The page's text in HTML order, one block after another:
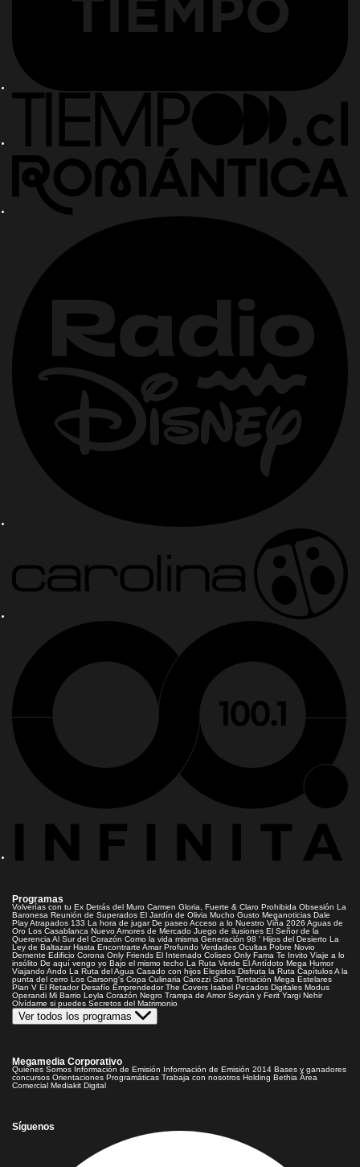
Programas
Volverías con tu Ex Detrás del Muro Carmen Gloria, Fuerte & Claro Prohibida Obsesión La
Baronesa Reunión de Superados El Jardín de Olivia Mucho Gusto Meganoticias Dale
PlayAtrapados 133 La hora de jugar De paseoAcceso a lo Nuestro Viña 2026 Aguas de
Oro Los Casablanca Nuevo Amores de Mercado Juego de ilusiones El Señor de la
Querencia Al Sur del Corazón Como la vida misma Generación 98 ' Hijos del Desierto La
Ley de Baltazar Hasta Encontrarte Amar Profundo Verdades Ocultas Pobre Novio
Demente Edificio Corona Only Friends El Internado Coliseo Only Fama Te Invito Viaje a lo
insólito De aquí vengo yo Bajo el mismo techo La Ruta Verde El Antídoto Mega Humor
Viajando Ando La Ruta del Agua Casado con hijos Elegidos Disfruta la Ruta CapítulosA la
punta del cerro Los Carsong's Copa Culinaria Carozzi Sana Tentación Mega Estelares
Plan V El Retador Desafío Emprendedor The Covers Isabel Pecados Digitales Modus
Operandi Mi Barrio Leyla Corazón Negro Trampa de Amor Seyrán y Ferit Yargi Nehir
Olvídame si puedes Secretos del Matrimonio
Ver todos los programas
Megamedia Corporativo
Quienes Somos Información de Emisión Información de Emisión 2014 Bases y ganadores
concursos Orientaciones Programáticas Trabaja con nosotros Holding Bethia Área
Comercial Mediakit Digital
Síguenos